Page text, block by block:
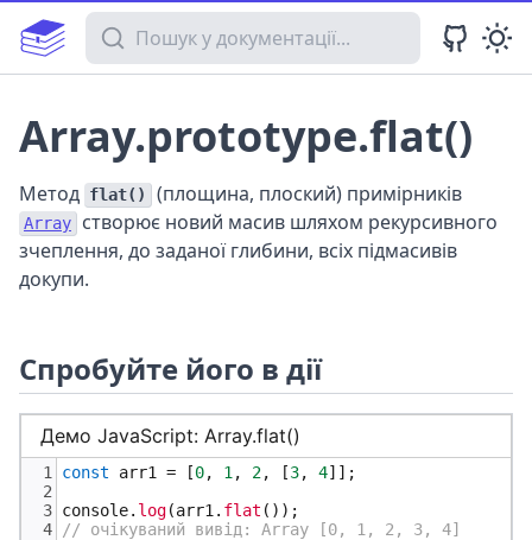
Пошук у документації
Array.prototype.flat()
Метод flat() (площина, плоский) примірників
Array
створює новий масив шляхом рекурсивного
зчеплення, до заданої глибини, всіх підмасивів
докупи.
Спробуйте його в дії